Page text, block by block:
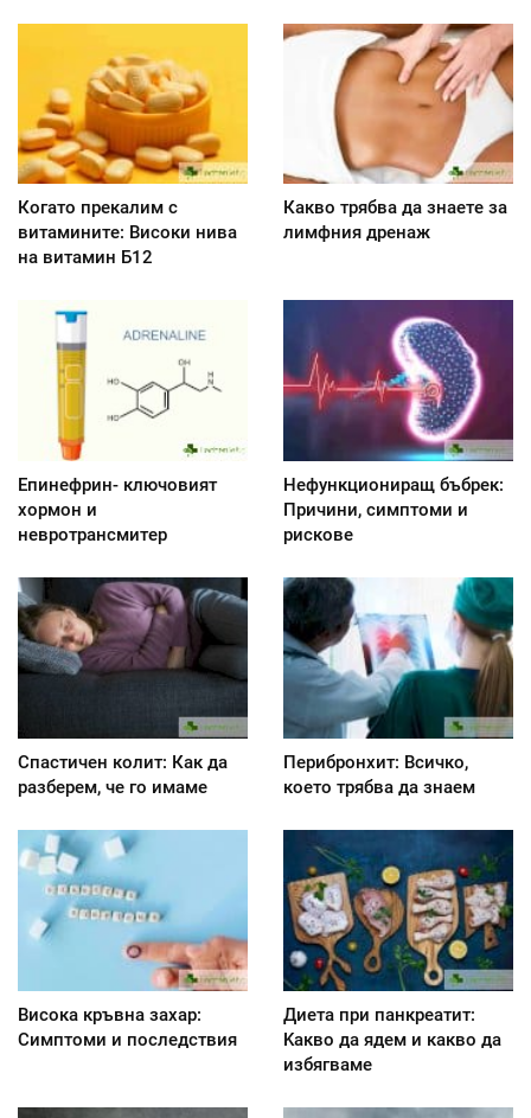
Когато прекалим с
витамините: Високи нива
на витамин Б12
Какво трябва да знаете за
лимфния дренаж
Епинефрин- ключовият
хормон и
невротрансмитер
Нефункциониращ бъбрек:
Причини, симптоми и
рискове
Спастичен колит: Как да
разберем, че го имаме
Перибронхит: Всичко,
което трябва да знаем
Висока кръвна захар:
Симптоми и последствия
Диета при панкреатит:
Kакво да ядем и какво да
избягваме